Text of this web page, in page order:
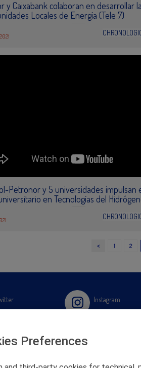
y Caixabank colaboran en desarrollar
Locales de Energía (Tele 7)
Petronor y 5 universidades impulsan
en Tecnologías del
< 1 2
Instagram
Preferences